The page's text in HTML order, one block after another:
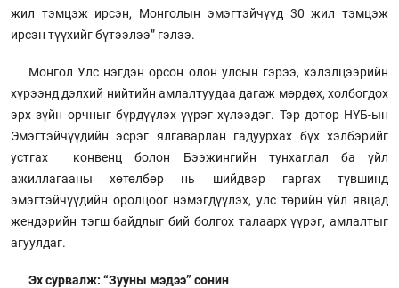
жил тэмцэж ирсэн, Монголын эмэгтэйчүүд 30 жил тэмцэж
ирсэн түүхийг бүтээлээ” гэлээ.
Монгол Улс нэгдэн орсон олон улсын гэрээ, хэлэлцээрийн
хүрээнд дэлхий нийтийн амлалтуудаа дагаж мөрдөх, холбогдох
эрх зүйн орчныг бүрдүүлэх үүрэг хүлээдэг. Тэр дотор НҮБ-ын
Эмэгтэйчүүдийн эсрэг ялгаварлан гадуурхах бүх хэлбэрийг
устгах конвенц болон Бээжингийн тунхаглал ба үйл
ажиллагааны хөтөлбөр нь шийдвэр гаргах түвшинд
эмэгтэйчүүдийн оролцоог нэмэгдүүлэх, улс төрийн үйл явцад
жендэрийн тэгш байдлыг бий болгох талаарх үүрэг, амлалтыг
агуулдаг.
Эх сурвалж: “Зууны мэдээ” сонин